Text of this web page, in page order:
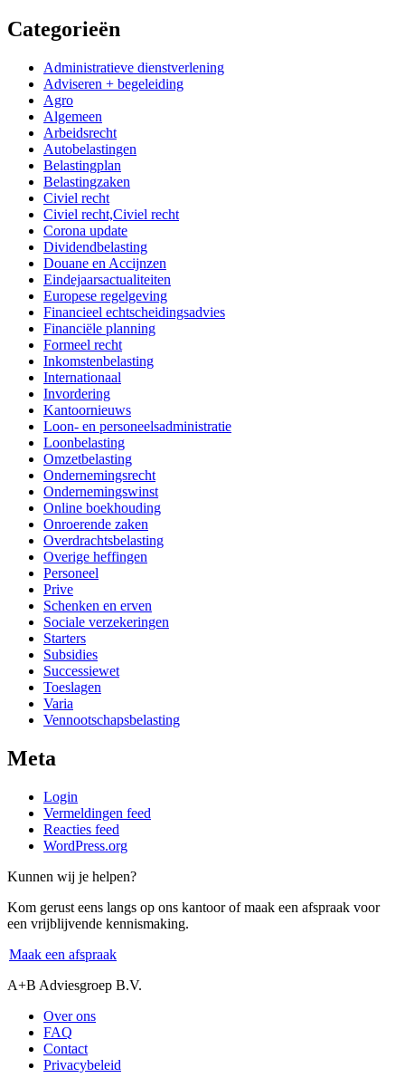
Categorieën
Administratieve dienstverlening
Adviseren + begeleiding
Agro
Algemeen
Arbeidsrecht
Autobelastingen
Belastingplan
Belastingzaken
Civiel recht
Civiel recht,Civiel recht
Corona update
Dividendbelasting
Douane en Accijnzen
Eindejaarsactualiteiten
Europese regelgeving
Financieel echtscheidingsadvies
Financiële planning
Formeel recht
Inkomstenbelasting
Internationaal
Invordering
Kantoornieuws
Loon- en personeelsadministratie
Loonbelasting
Omzetbelasting
Ondernemingsrecht
Ondernemingswinst
Online boekhouding
Onroerende zaken
Overdrachtsbelasting
Overige heffingen
Personeel
Prive
Schenken en erven
Sociale verzekeringen
Starters
Subsidies
Successiewet
Toeslagen
Varia
Vennootschapsbelasting
Meta
Login
Vermeldingen feed
Reacties feed
WordPress.org
Kunnen wij je helpen?
Kom gerust eens langs op ons kantoor of maak een afspraak voor
een vrijblijvende kennismaking.
Maak een afspraak
A+B Adviesgroep B.V.
Over ons
FAQ
Contact
Privacybeleid